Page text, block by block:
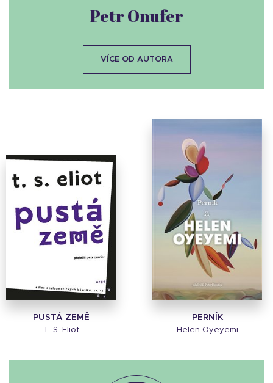
PUSTÁ ZEMĚ
T. S. Eliot
PERNÍK
Helen Oyeyemi
Petr Onufer
VÍCE OD AUTORA